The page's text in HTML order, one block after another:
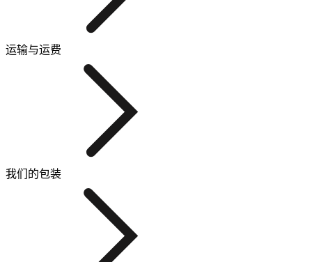
运输与运费
我们的包装